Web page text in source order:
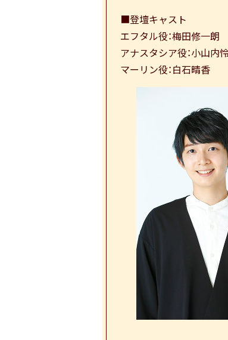
■登壇キャスト
エフタル役：梅田修一朗
アナスタシア役：小山内
マーリン役：白石晴香